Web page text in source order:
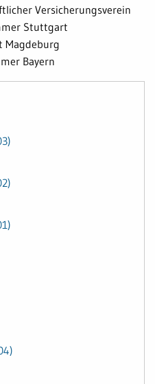
Versicherungsverein
Stuttgart
Magdeburg
Bayern